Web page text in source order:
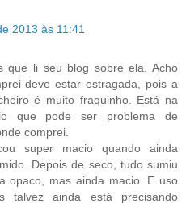
2013 às 11:41
que li seu blog sobre ela. Acho
deve estar estragada, pois a
é muito fraquinho. Está na
que pode ser problema de
comprei.
super macio quando ainda
Depois de seco, tudo sumiu
opaco, mas ainda macio. E uso
talvez ainda está precisando